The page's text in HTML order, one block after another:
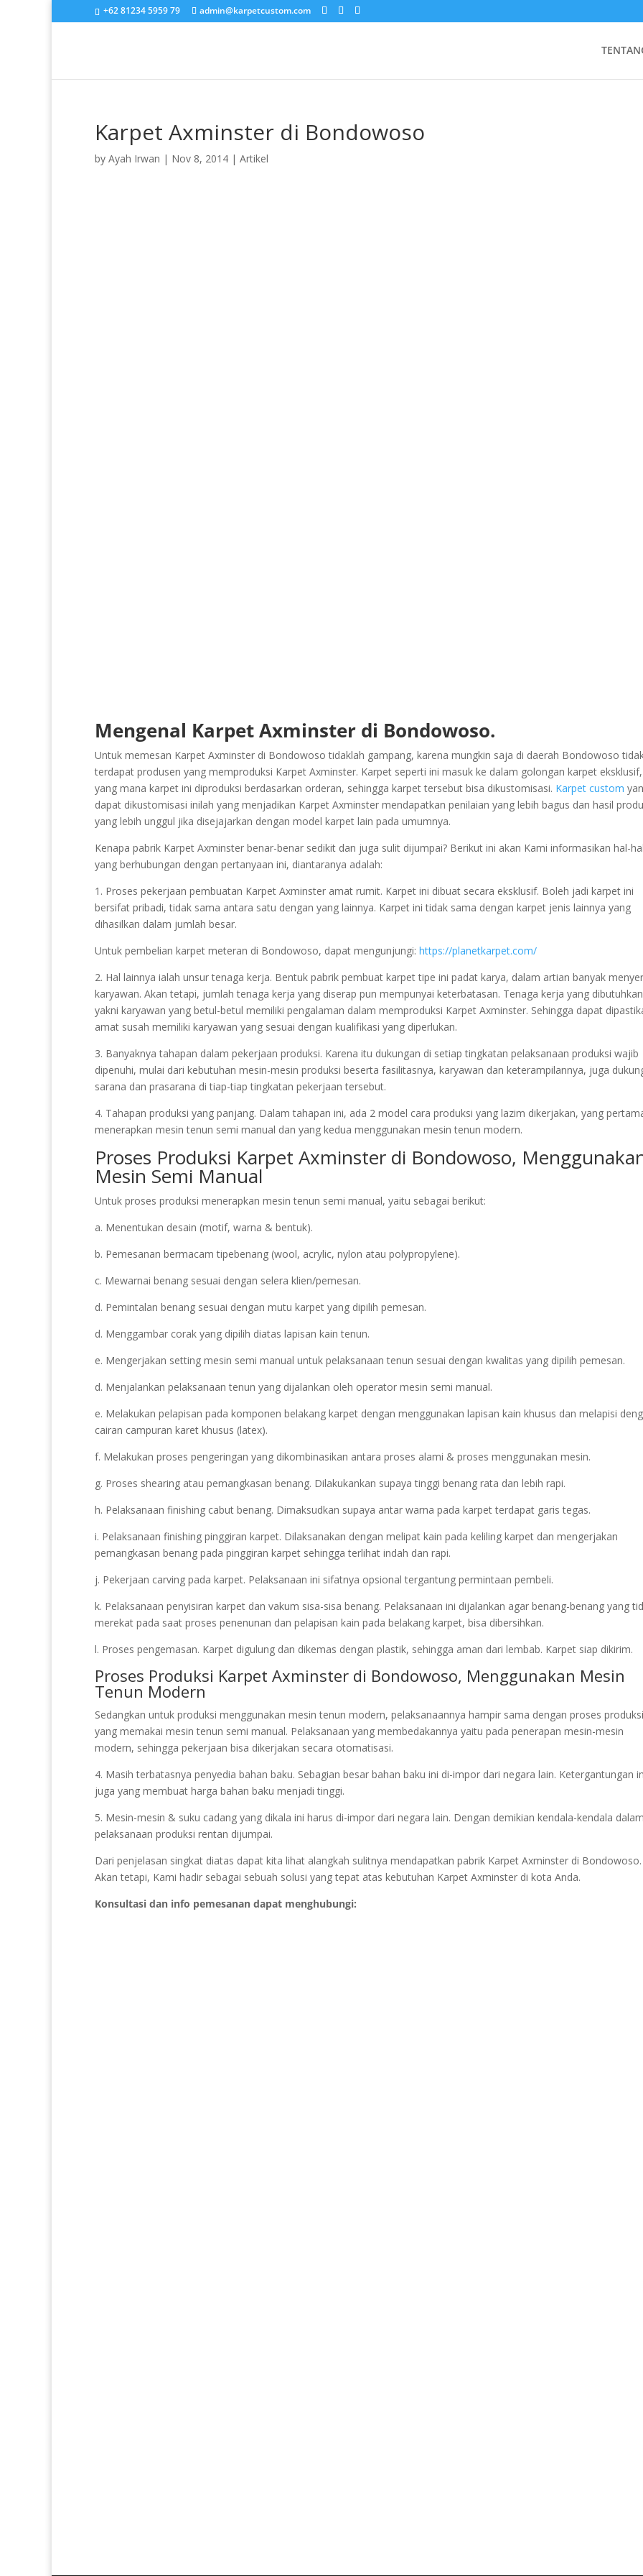
+62 81234 5959 79 admin@karpetcustom.com
Karpet Axminster di Bondowoso
by Ayah Irwan | Nov 8, 2014 | Artikel
Mengenal Karpet Axminster di Bondowoso.
Untuk memesan Karpet Axminster di Bondowoso tidaklah gampang, karena mungkin saja di daerah Bondowoso
terdapat produsen yang memproduksi Karpet Axminster. Karpet seperti ini masuk ke dalam golongan karpet eksklusif,
yang mana karpet ini diproduksi berdasarkan orderan, sehingga karpet tersebut bisa dikustomisasi. Karpet custom
dapat dikustomisasi inilah yang menjadikan Karpet Axminster mendapatkan penilaian yang lebih bagus dan hasil
yang lebih unggul jika disejajarkan dengan model karpet lain pada umumnya.
Kenapa pabrik Karpet Axminster benar-benar sedikit dan juga sulit dijumpai? Berikut ini akan Kami informasikan hal-hal
yang berhubungan dengan pertanyaan ini, diantaranya adalah:
1. Proses pekerjaan pembuatan Karpet Axminster amat rumit. Karpet ini dibuat secara eksklusif. Boleh jadi karpet ini
bersifat pribadi, tidak sama antara satu dengan yang lainnya. Karpet ini tidak sama dengan karpet jenis lainnya yang
dihasilkan dalam jumlah besar.
Untuk pembelian karpet meteran di Bondowoso, dapat mengunjungi: https://planetkarpet.com/
2. Hal lainnya ialah unsur tenaga kerja. Bentuk pabrik pembuat karpet tipe ini padat karya, dalam artian banyak
karyawan. Akan tetapi, jumlah tenaga kerja yang diserap pun mempunyai keterbatasan. Tenaga kerja yang dibutuhkan
yakni karyawan yang betul-betul memiliki pengalaman dalam memproduksi Karpet Axminster. Sehingga dapat
amat susah memiliki karyawan yang sesuai dengan kualifikasi yang diperlukan.
3. Banyaknya tahapan dalam pekerjaan produksi. Karena itu dukungan di setiap tingkatan pelaksanaan produksi wajib
dipenuhi, mulai dari kebutuhan mesin-mesin produksi beserta fasilitasnya, karyawan dan keterampilannya, juga
sarana dan prasarana di tiap-tiap tingkatan pekerjaan tersebut.
4. Tahapan produksi yang panjang. Dalam tahapan ini, ada 2 model cara produksi yang lazim dikerjakan, yang
menerapkan mesin tenun semi manual dan yang kedua menggunakan mesin tenun modern.
Proses Produksi Karpet Axminster di Bondowoso,
Mesin Semi Manual
Untuk proses produksi menerapkan mesin tenun semi manual, yaitu sebagai berikut:
a. Menentukan desain (motif, warna & bentuk).
b. Pemesanan bermacam tipebenang (wool, acrylic, nylon atau polypropylene).
c. Mewarnai benang sesuai dengan selera klien/pemesan.
d. Pemintalan benang sesuai dengan mutu karpet yang dipilih pemesan.
d. Menggambar corak yang dipilih diatas lapisan kain tenun.
e. Mengerjakan setting mesin semi manual untuk pelaksanaan tenun sesuai dengan kwalitas yang dipilih pemesan.
d. Menjalankan pelaksanaan tenun yang dijalankan oleh operator mesin semi manual.
e. Melakukan pelapisan pada komponen belakang karpet dengan menggunakan lapisan kain khusus dan melapisi
cairan campuran karet khusus (latex).
f. Melakukan proses pengeringan yang dikombinasikan antara proses alami & proses menggunakan mesin.
g. Proses shearing atau pemangkasan benang. Dilakukankan supaya tinggi benang rata dan lebih rapi.
h. Pelaksanaan finishing cabut benang. Dimaksudkan supaya antar warna pada karpet terdapat garis tegas.
i. Pelaksanaan finishing pinggiran karpet. Dilaksanakan dengan melipat kain pada keliling karpet dan mengerjakan
pemangkasan benang pada pinggiran karpet sehingga terlihat indah dan rapi.
j. Pekerjaan carving pada karpet. Pelaksanaan ini sifatnya opsional tergantung permintaan pembeli.
k. Pelaksanaan penyisiran karpet dan vakum sisa-sisa benang. Pelaksanaan ini dijalankan agar benang-benang yang
merekat pada saat proses penenunan dan pelapisan kain pada belakang karpet, bisa dibersihkan.
l. Proses pengemasan. Karpet digulung dan dikemas dengan plastik, sehingga aman dari lembab. Karpet siap dikirim.
Proses Produksi Karpet Axminster di Bondowoso, Menggunakan Mesin
Tenun Modern
Sedangkan untuk produksi menggunakan mesin tenun modern, pelaksanaannya hampir sama dengan proses produksi
yang memakai mesin tenun semi manual. Pelaksanaan yang membedakannya yaitu pada penerapan mesin-mesin
modern, sehingga pekerjaan bisa dikerjakan secara otomatisasi.
4. Masih terbatasnya penyedia bahan baku. Sebagian besar bahan baku ini di-impor dari negara lain. Ketergantungan
juga yang membuat harga bahan baku menjadi tinggi.
5. Mesin-mesin & suku cadang yang dikala ini harus di-impor dari negara lain. Dengan demikian kendala-kendala dalam
pelaksanaan produksi rentan dijumpai.
Dari penjelasan singkat diatas dapat kita lihat alangkah sulitnya mendapatkan pabrik Karpet Axminster di Bondowoso.
Akan tetapi, Kami hadir sebagai sebuah solusi yang tepat atas kebutuhan Karpet Axminster di kota Anda.
Konsultasi dan info pemesanan dapat menghubungi: